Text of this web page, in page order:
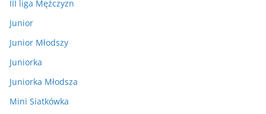
III liga Mężczyzn
Junior
Junior Młodszy
Juniorka
Juniorka Młodsza
Mini Siatkówka